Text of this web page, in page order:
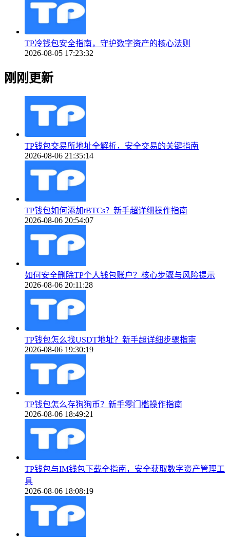
TP冷钱包安全指南，守护数字资产的核心法则
2026-08-05 17:23:32
刚刚更新
TP钱包交易所地址全解析，安全交易的关键指南
2026-08-06 21:35:14
TP钱包如何添加tBTCs？新手超详细操作指南
2026-08-06 20:54:07
如何安全删除TP个人钱包账户？核心步骤与风险提示
2026-08-06 20:11:28
TP钱包怎么找USDT地址？新手超详细步骤指南
2026-08-06 19:30:19
TP钱包怎么存狗狗币？新手零门槛操作指南
2026-08-06 18:49:21
TP钱包与IM钱包下载全指南，安全获取数字资产管理工
具
2026-08-06 18:08:19